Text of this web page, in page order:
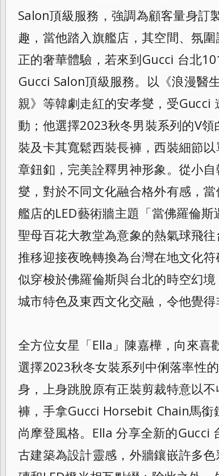
Salon頂級服務，強調為顧客量身訂
趣， 當他踏入旗艦店，其空間、氛
正的奢華體驗，若來到Gucci 台北
Gucci Salon頂級服務。以《浪漫醫
親》等韓劇走紅的安孝燮，受Gucci
動；他選擇2023秋冬男裝系列的V領
裝及卡其寬鬆西裝長褲，西裝細節
章鈕釦，完美詮釋男神形象。從小
燮，對於不同文化融合格外有感，
艦店的LED藝術牆主題「當佛羅倫
聖母百花大教堂為意象的熱氣球飛
推移迎接夜晚轉換為台灣在地文化
似穿梭於佛羅倫斯與台北的時空幻
城市特色及東西文化交融，令他覺
全方位女星「Ella」陳嘉樺，向來喜
選擇2023秋冬女裝系列中俐落率性
身，
上身跳脫原有正裝剪裁特意以
褲，手拿Gucci Horsebit Chain馬銜
尚摩登風格。Ella 分享全新的Gucci
古建築為設計靈感，外牆鑲嵌許多